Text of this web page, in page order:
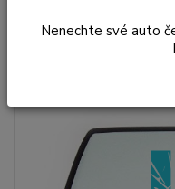
Čelní Sklo -
PICK-UP
Nenechte své auto